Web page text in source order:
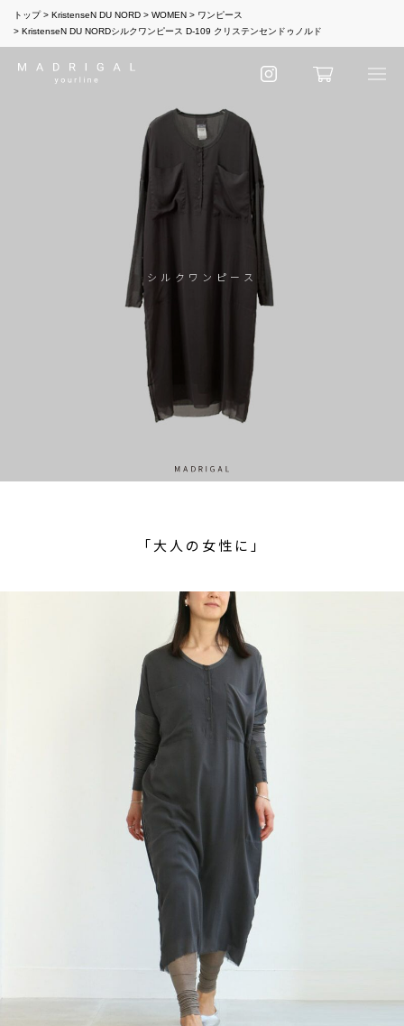
トップ KristenseN DU NORD WOMEN
ワンピース
KristenseN DU NORDシルクワンピース D-109 クリステンセンドゥノルド
シルクワンピース
「大人の女性に」